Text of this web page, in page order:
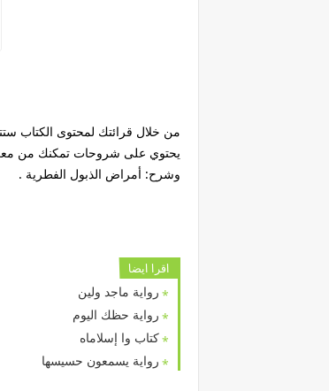
من خلال قرائتك لمحتوى الكتاب
يحتوي على شروحات تمكنك من
وشرح: أمراض الذبول الفطرية .
اقرا ايضا
رواية ماجد ولين
رواية حظك اليوم
كتاب وا إسلاماه
رواية يسمعون حسيسها